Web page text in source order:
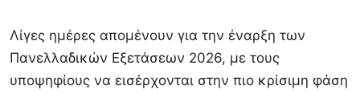
Λίγες ημέρες απομένουν για την έναρξη των
Πανελλαδικών Εξετάσεων 2026, με τους
υποψηφίους να εισέρχονται στην πιο κρίσιμη φάση